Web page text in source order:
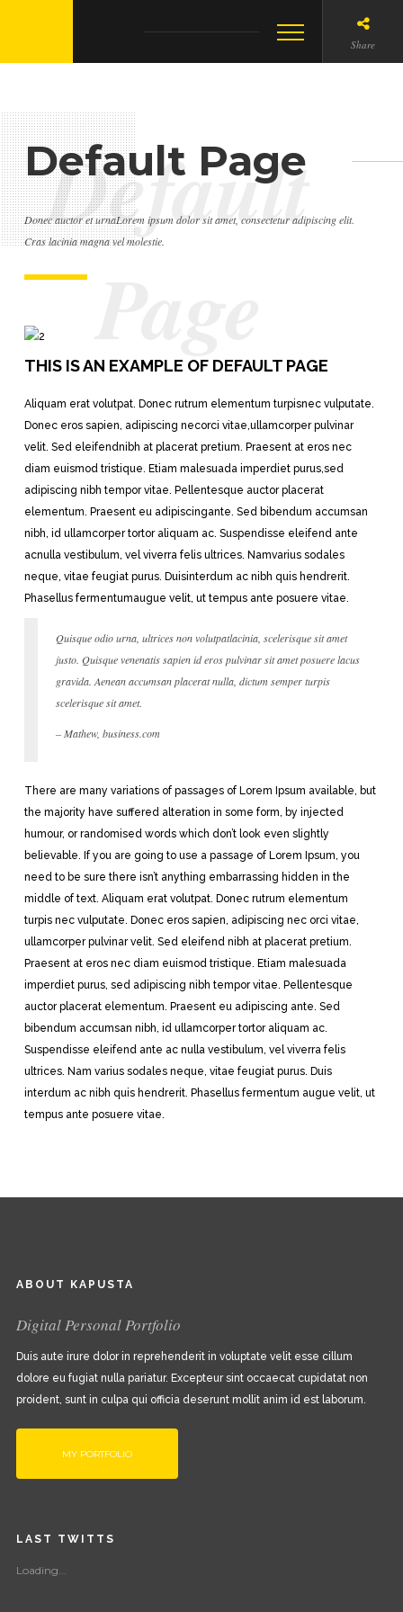
Share
Default
Default Page
Donec auctor et urnaLorem ipsum dolor sit amet, consectetur adipiscing elit.
Cras lacinia magna vel molestie.
THIS IS AN EXAMPLE OF DEFAULT PAGE
Aliquam erat volutpat. Donec rutrum elementum turpisnec vulputate.
Donec eros sapien, adipiscing necorci vitae,ullamcorper pulvinar
velit. Sed eleifendnibh at placerat pretium. Praesent at eros nec
diam euismod tristique. Etiam malesuada imperdiet purus,sed
adipiscing nibh tempor vitae. Pellentesque auctor placerat
elementum. Praesent eu adipiscingante. Sed bibendum accumsan
nibh, id ullamcorper tortor aliquam ac. Suspendisse eleifend ante
acnulla vestibulum, vel viverra felis ultrices. Namvarius sodales
neque, vitae feugiat purus. Duisinterdum ac nibh quis hendrerit.
Phasellus fermentumaugue velit, ut tempus ante posuere vitae.
Quisque odio urna, ultrices non volutpatlacinia, scelerisque sit amet
justo. Quisque venenatis sapien id eros pulvinar sit amet posuere lacus
gravida. Aenean accumsan placerat nulla, dictum semper turpis
scelerisque sit amet.
– Mathew, business.com
There are many variations of passages of Lorem Ipsum available, but
the majority have suffered alteration in some form, by injected
humour, or randomised words which don’t look even slightly
believable. If you are going to use a passage of Lorem Ipsum, you
need to be sure there isn’t anything embarrassing hidden in the
middle of text. Aliquam erat volutpat. Donec rutrum elementum
turpis nec vulputate. Donec eros sapien, adipiscing nec orci vitae,
ullamcorper pulvinar velit. Sed eleifend nibh at placerat pretium.
Praesent at eros nec diam euismod tristique. Etiam malesuada
imperdiet purus, sed adipiscing nibh tempor vitae. Pellentesque
auctor placerat elementum. Praesent eu adipiscing ante. Sed
bibendum accumsan nibh, id ullamcorper tortor aliquam ac.
Suspendisse eleifend ante ac nulla vestibulum, vel viverra felis
ultrices. Nam varius sodales neque, vitae feugiat purus. Duis
interdum ac nibh quis hendrerit. Phasellus fermentum augue velit, ut
tempus ante posuere vitae.
ABOUT KAPUSTA
Digital Personal Portfolio
Duis aute irure dolor in reprehenderit in voluptate velit esse cillum
dolore eu fugiat nulla pariatur. Excepteur sint occaecat cupidatat non
proident, sunt in culpa qui officia deserunt mollit anim id est laborum.
MY PORTFOLIO
LAST TWITTS
Loading...